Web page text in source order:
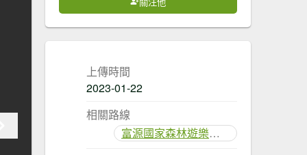
關注他
上傳時間
2023-01-22
相關路線
富源國家森林遊樂區步道群